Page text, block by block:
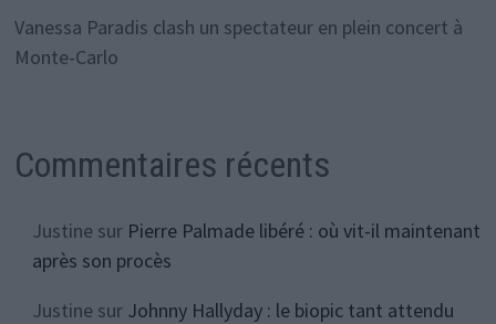
Vanessa Paradis clash un spectateur en plein concert à
Monte-Carlo
Commentaires récents
Justinesur Pierre Palmade libéré : où vit-il maintenant
après son procès
Justinesur Johnny Hallyday : le biopic tant attendu